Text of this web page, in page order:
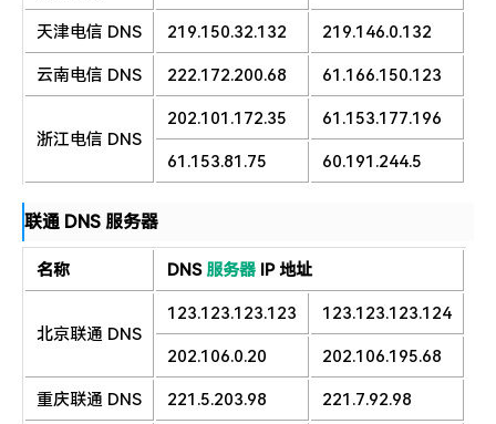
天津电信 DNS 219.150.32.132 219.146.0.132
云南电信 DNS 222.172.200.68 61.166.150.123
浙江电信 DNS
202.101.172.35 61.153.177.196
61.153.81.75 60.191.244.5
联通 DNS 服务器
名称 DNS 服务器 IP 地址
北京联通 DNS
123.123.123.123 123.123.123.124
202.106.0.20 202.106.195.68
重庆联通 DNS 221.5.203.98 221.7.92.98